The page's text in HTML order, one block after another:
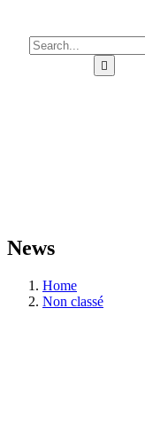
News
Home
Non classé